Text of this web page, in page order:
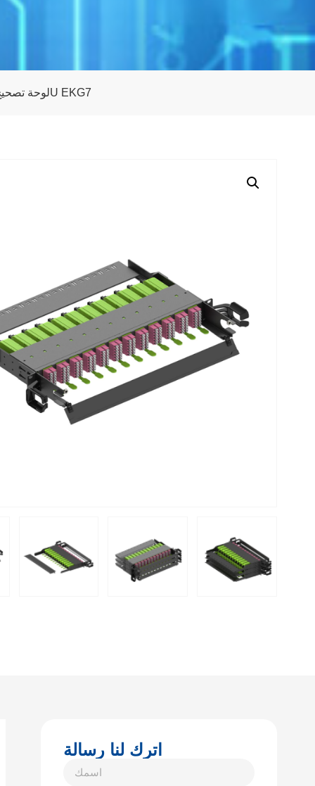
لوحة تصحيح عالية الكثافة 144 نواة مثبتة على حامل 1U EKG7
اترك لنا رسالة